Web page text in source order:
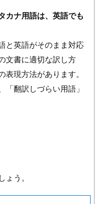
カナ用語は、英語でも
と英語がそのまま対応
文書に適切な訳し方
現方法があります。
「翻訳しづらい用語」
う。